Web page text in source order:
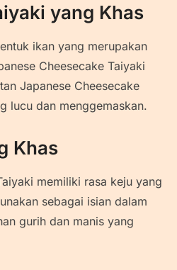
yang Khas
ikan yang merupakan
Cheesecake Taiyaki
Japanese Cheesecake
lucu dan menggemaskan.
Khas
memiliki rasa keju yang
sebagai isian dalam
gurih dan manis yang